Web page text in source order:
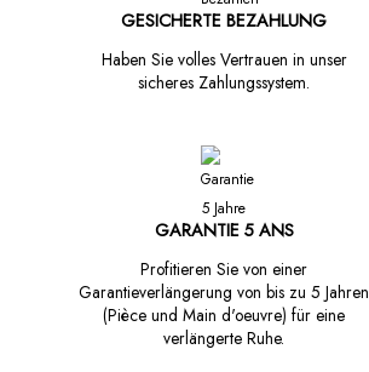
GESICHERTE BEZAHLUNG
Haben Sie volles Vertrauen in unser
sicheres Zahlungssystem.
GARANTIE 5 ANS
Profitieren Sie von einer
Garantieverlängerung von bis zu 5 Jahren
(Pièce und Main d'oeuvre) für eine
verlängerte Ruhe.